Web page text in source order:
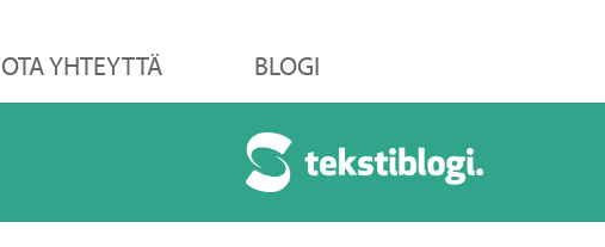
OTA YHTEYTTÄ BLOGI